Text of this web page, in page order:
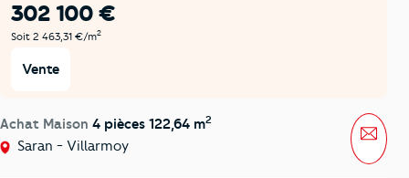
302 100 €
Soit 2 463,31 €/m2
Vente
Achat Maison 4 pièces 122,64 m2
Saran - Villarmoy